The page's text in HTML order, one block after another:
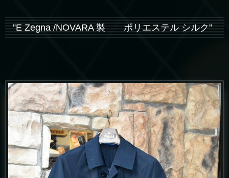
”E Zegna /NOVARA 製 ポリエステル シルク”